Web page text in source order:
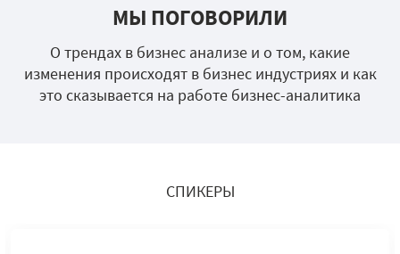
МЫ ПОГОВОРИЛИ
О трендах в бизнес анализе и о том, какие
изменения происходят в бизнес индустриях и как
это сказывается на работе бизнес-аналитика
СПИКЕРЫ